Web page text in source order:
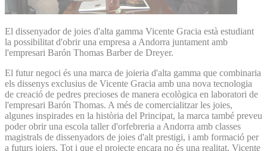
El dissenyador de joies d'alta gamma Vicente Gracia està estudiant
la possibilitat d'obrir una empresa a Andorra juntament amb
l'empresari Barón Thomas Barber de Dreyer.
El futur negoci és una marca de joieria d'alta gamma que combinaria
els dissenys exclusius de Vicente Gracia amb una nova tecnologia
de creació de pedres precioses de manera ecològica en laboratori de
l'empresari Barón Thomas. A més de comercialitzar les joies,
algunes inspirades en la història del Principat, la marca també preveu
poder obrir una escola taller d'orfebreria a Andorra amb classes
magistrals de dissenyadors de joies d'alt prestigi, i amb formació per
a futurs joiers. Tot i que el projecte encara no és una realitat, Vicente